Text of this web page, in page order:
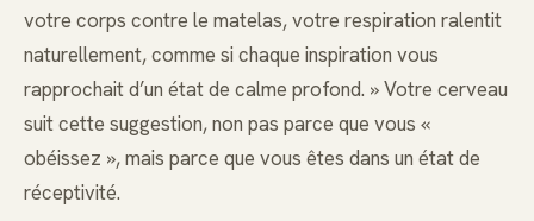
votre corps contre le matelas, votre respiration ralentit
naturellement, comme si chaque inspiration vous
rapprochait d’un état de calme profond. » Votre cerveau
suit cette suggestion, non pas parce que vous «
obéissez », mais parce que vous êtes dans un état de
réceptivité.